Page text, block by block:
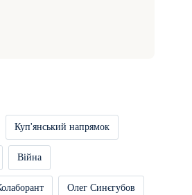
Куп'янський напрямок
Війна
Олег Синєгубов